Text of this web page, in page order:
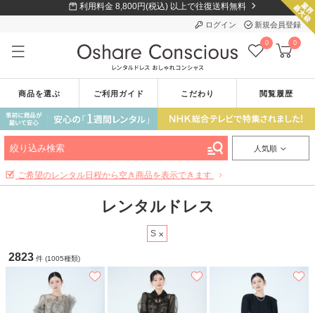
利用料金 8,800円(税込) 以上で往復送料無料
ログイン 新規会員登録
0 0
商品を選ぶ ご利用ガイド こだわり 閲覧履歴
絞り込み検索 人気順
ご希望のレンタル日程から空き商品を表示できます
レンタルドレス
S
2823 件 (1005種類)